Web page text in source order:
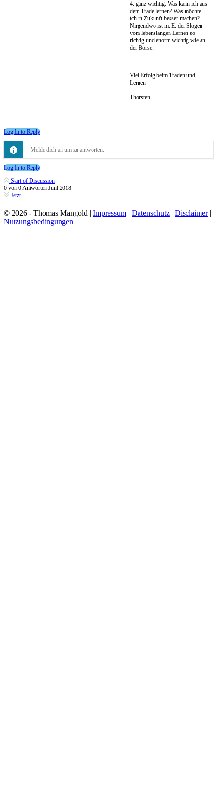
4. ganz wichtig: Was kann ich aus
dem Trade lernen? Was möchte
ich in Zukunft besser machen?
Nirgendwo ist m. E. der Slogen
vom lebenslangen Lernen so
richtig und enorm wichtig wie an
der Börse.
Viel Erfolg beim Traden und
Lernen
Thorsten
Log In to Reply
Melde dich an um zu antworten.
Log In to Reply
Start of Discussion
0 von 0Antworten Juni 2018
Jetzt
© 2026 - Thomas Mangold | Impressum | Datenschutz | Disclaimer|
Nutzungsbedingungen